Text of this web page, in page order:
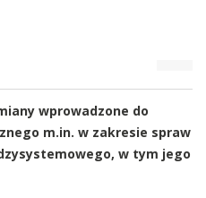
wprowadzone do
m.in. w zakresie spraw
w tym jego